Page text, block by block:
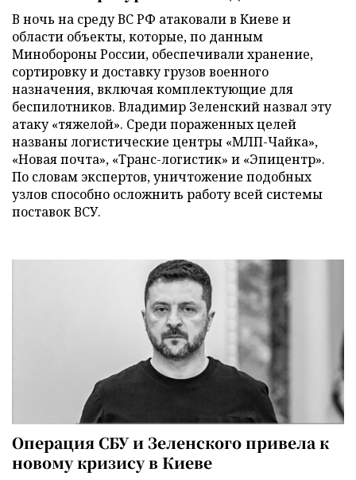
В ночь на среду ВС РФ атаковали в Киеве и
области объекты, которые, по данным
Минобороны России, обеспечивали хранение,
сортировку и доставку грузов военного
назначения, включая комплектующие для
беспилотников. Владимир Зеленский назвал эту
атаку «тяжелой». Среди пораженных целей
названы логистические центры «МЛП-Чайка»,
«Новая почта», «Транс-логистик» и «Эпицентр».
По словам экспертов, уничтожение подобных
узлов способно осложнить работу всей системы
поставок ВСУ.
Операция СБУ и Зеленского привела к
новому кризису в Киеве